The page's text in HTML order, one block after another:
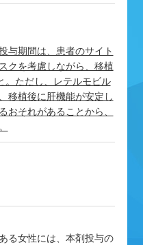
与期間は、患者のサイト
クを考慮しながら、移植
。ただし、レテルモビル
移植後に肝機能が安定し
おそれがあることから、
る女性には、本剤投与の